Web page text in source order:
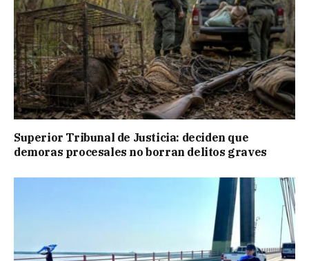
Superior Tribunal de Justicia: deciden que
demoras procesales no borran delitos graves